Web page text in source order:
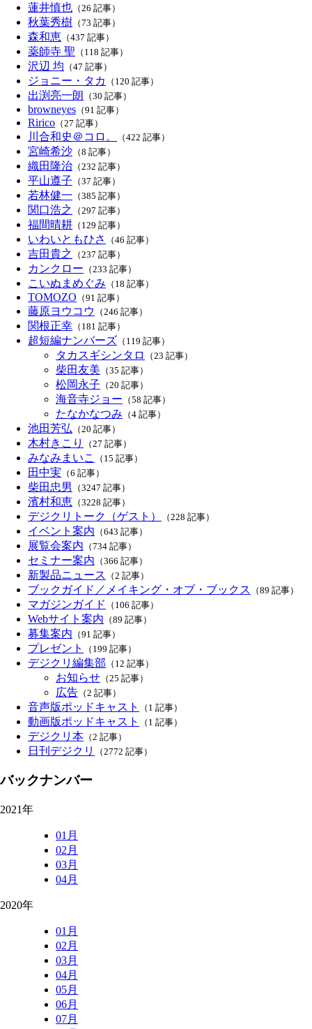
蓮井慎也 （26 記事）
秋葉秀樹 （73 記事）
森和恵 （437 記事）
薬師寺 聖 （118 記事）
沢辺 均 （47 記事）
ジョニー・タカ （120 記事）
出渕亮一朗 （30 記事）
browneyes （91 記事）
Ririco （27 記事）
川合和史＠コロ。 （422 記事）
宮崎希沙 （8 記事）
織田隆治 （232 記事）
平山遵子 （37 記事）
若林健一 （385 記事）
関口浩之 （297 記事）
福間晴耕 （129 記事）
いわいともひさ （46 記事）
吉田貴之 （237 記事）
カンクロー （233 記事）
こいぬまめぐみ （18 記事）
TOMOZO （91 記事）
藤原ヨウコウ （246 記事）
関根正幸 （181 記事）
超短編ナンバーズ （119 記事）
タカスギシンタロ （23 記事）
柴田友美 （35 記事）
松岡永子 （20 記事）
海音寺ジョー （58 記事）
たなかなつみ （4 記事）
池田芳弘 （20 記事）
木村きこり （27 記事）
みなみまいこ （15 記事）
田中実 （6 記事）
柴田忠男 （3247 記事）
濱村和恵 （3228 記事）
デジクリトーク（ゲスト） （228 記事）
イベント案内 （643 記事）
展覧会案内 （734 記事）
セミナー案内 （366 記事）
新製品ニュース （2 記事）
ブックガイド／メイキング・オブ・ブックス （89 記事）
マガジンガイド （106 記事）
Webサイト案内 （89 記事）
募集案内 （91 記事）
プレゼント （199 記事）
デジクリ編集部 （12 記事）
お知らせ （25 記事）
広告 （2 記事）
音声版ポッドキャスト （1 記事）
動画版ポッドキャスト （1 記事）
デジクリ本 （2 記事）
日刊デジクリ （2772 記事）
バックナンバー
2021年
01月
02月
03月
04月
2020年
01月
02月
03月
04月
05月
06月
07月